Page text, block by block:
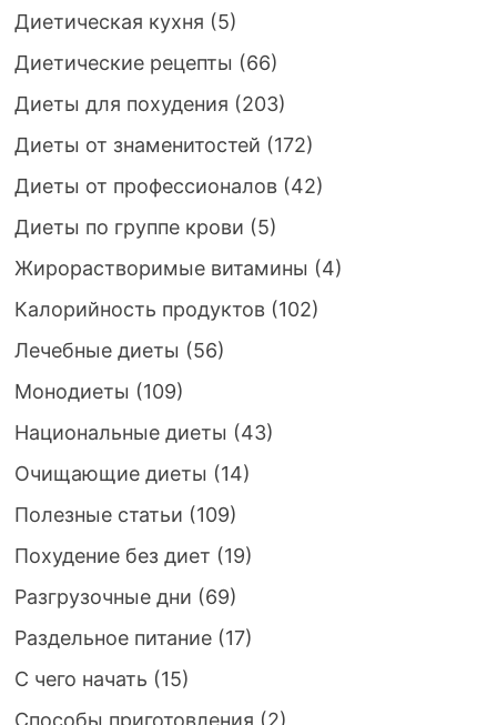
Диетическая кухня (5)
Диетические рецепты (66)
Диеты для похудения (203)
Диеты от знаменитостей (172)
Диеты от профессионалов(42)
Диеты по группе крови (5)
Жирорастворимые витамины (4)
Калорийность продуктов(102)
Лечебные диеты (56)
Монодиеты (109)
Национальные диеты (43)
Очищающие диеты (14)
Полезные статьи (109)
Похудение без диет (19)
Разгрузочные дни (69)
Раздельное питание(17)
С чего начать (15)